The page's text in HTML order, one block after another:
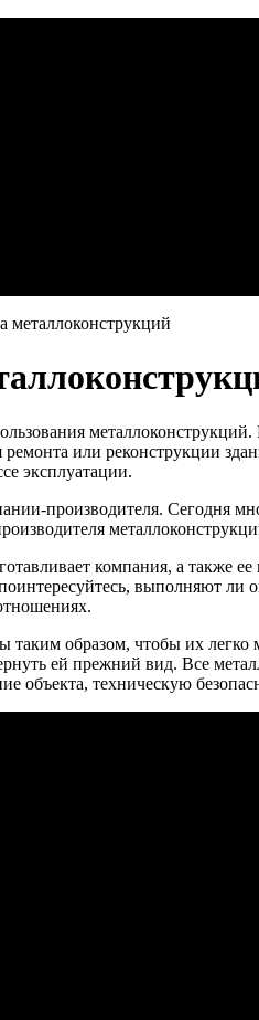
металлоконструкций
или реконструкции
эксплуатации.
производителя. Сегодня
компания, а также
выполняют
образом, чтобы их
ей прежний вид. Все
объекта, техническую